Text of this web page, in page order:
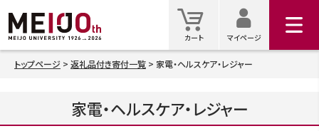
カート
カート
マイ
マイページ
トップページ 返礼品付き寄付一覧 家電・ヘルスケア・レジャー
家電・ヘルスケア・レジャー